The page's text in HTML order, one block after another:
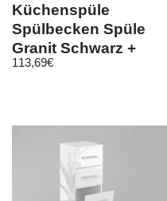
Küchenspüle
Spülbecken Spüle
Granit Schwarz +
Ablaufgarnitur
113,69€